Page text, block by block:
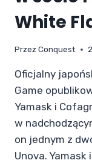
White
PrzezConquest
Oficjalny
Game
Yamask i
w
on jednym z
Unova. Yamask